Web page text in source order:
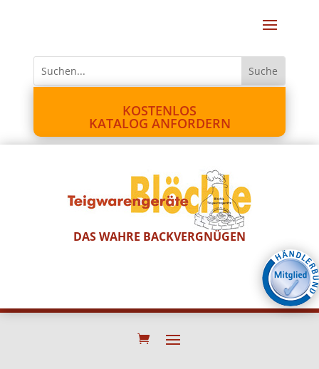
KOSTENLOS
KATALOG ANFORDERN
DAS WAHRE BACKVERGNÜGEN